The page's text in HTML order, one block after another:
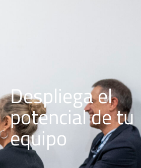
Despliega el
o t enciallid e
de tu
equipo